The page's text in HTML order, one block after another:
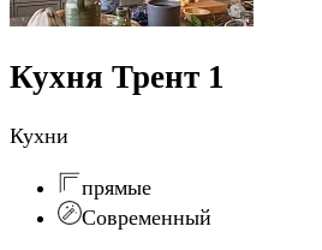
Кухня Трент 1
Кухни
прямые
Современный